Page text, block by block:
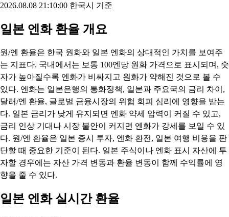
2026.08.08 21:10:00 한국시 기준
일본 엔화 환율 개요
원/엔 환율은 한국 원화와 일본 엔화의 상대적인 가치를 보여주
는 지표다. 국내에서는 보통 100엔당 원화 가격으로 표시되며, 숫
자가 높아질수록 엔화가 비싸지고 원화가 약해진 것으로 볼 수
있다. 엔화는 일본은행의 통화정책, 일본과 주요국의 금리 차이,
달러/엔 환율, 글로벌 금융시장의 위험 회피 심리에 영향을 받는
다. 일본 금리가 낮게 유지되면 엔화 약세 압력이 커질 수 있고,
금리 인상 기대나 시장 불안이 커지면 엔화가 강세를 보일 수 있
다. 원/엔 환율은 일본 증시 투자, 엔화 환전, 일본 여행 비용을 판
단할 때 중요한 기준이 된다. 일본 주식이나 엔화 표시 자산에 투
자할 경우에는 자산 가격 변동과 환율 변동이 함께 수익률에 영
향을 줄 수 있다.
일본 엔화 실시간 환율